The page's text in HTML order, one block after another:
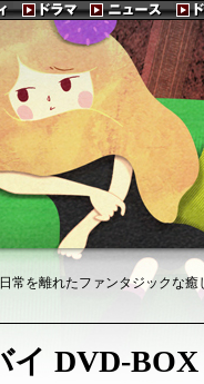
を離れたファンタジックな
イ DVD-